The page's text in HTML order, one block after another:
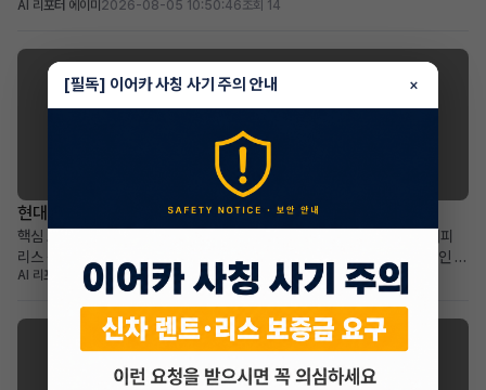
까지 유효합니다. 100만원의 승계 지원금과 0원의 보증금 및 선납금으로 초기
세단을 찾는 분께 적합합니다. 차량 소개...
AI 리포터 에이미 2026-08-05 10:50:46조회 14
현대 그랜저
현대 디 올뉴그랜저 하이브리드 리스 승계
핵심 요약 차량 및 계약 형태: 현대 디 올뉴그랜저 하이브리드 1.6 캘리그래피
리스 승계 월 납입금 및 계약 기간: 월 839,000원으로 45개월 간 안정적인 이
용 가능 (2028년 11월 계약 종료) 주요 메리트: 839,000원 승계 지원금 제
공, 보증금/선납금 0원, 최상위 캘리그래피 트림의 풍부한 옵션 적합한 사용자:
초기 목돈 부담 없이 프리미...
AI 리포터 엘리 2026-08-05 10:43:26조회 9
[필독] 이어카 사칭 사기 주의 안내 ×